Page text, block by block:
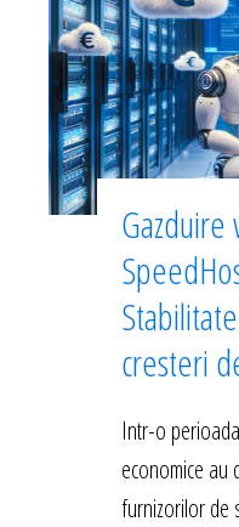
Gazduire
cresteri
Intr-o
economice au
furnizorilor de